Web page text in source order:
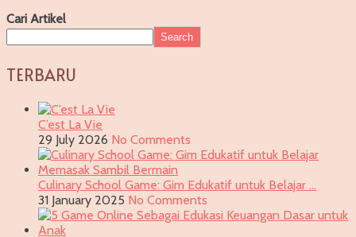
Cari Artikel
Search
TERBARU
C’est La Vie
29 July 2026 No Comments
Culinary School Game: Gim Edukatif untuk Belajar …
31 January 2025 No Comments